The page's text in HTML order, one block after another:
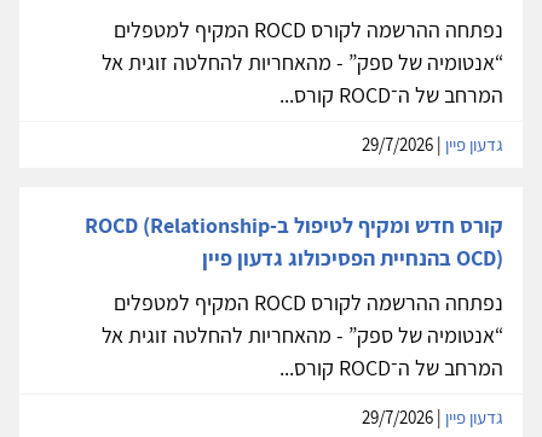
נפתחה ההרשמה לקורס ROCD המקיף למטפלים
“אנטומיה של ספק” - מהאחריות להחלטה זוגית אל
המרחב של ה־ROCD קורס...
גדעון פיין
קורס חדש ומקיף לטיפול ב-ROCD (Relationship
OCD) בהנחיית הפסיכולוג גדעון פיין
נפתחה ההרשמה לקורס ROCD המקיף למטפלים
“אנטומיה של ספק” - מהאחריות להחלטה זוגית אל
המרחב של ה־ROCD קורס...
גדעון פיין